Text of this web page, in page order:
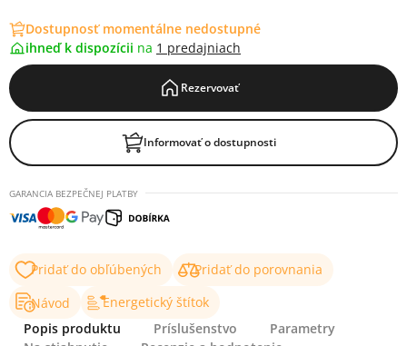
Dostupnosť momentálne nedostupné
ihneď k dispozícii na 1 predajniach
Rezervovať
Informovať o dostupnosti
GARANCIA BEZPEČNEJ PLATBY
Pridať do obľúbených
Pridať do porovnania
Návod
Energetický štítok
Popis produktu
Príslušenstvo
Parametry